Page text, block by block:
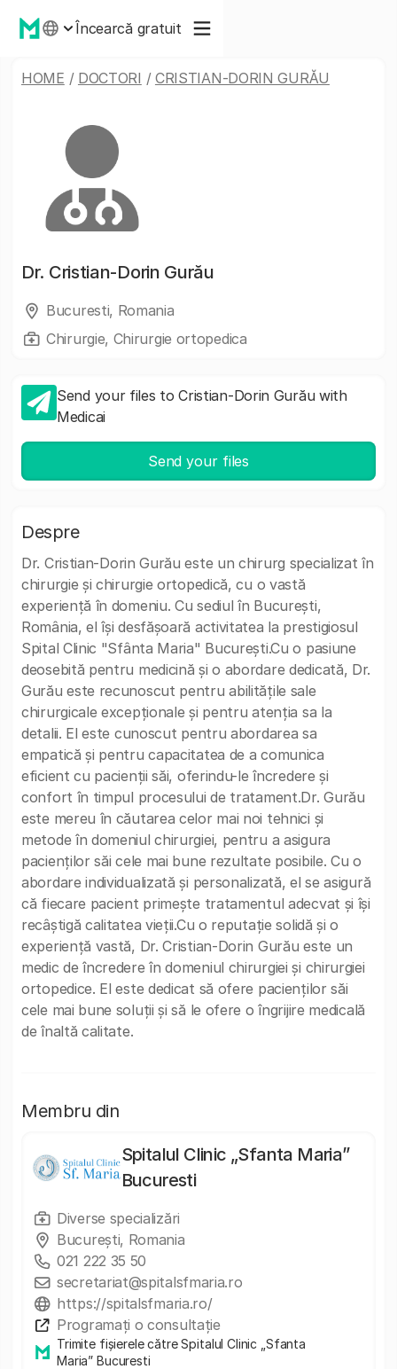
Încearcă gratuit
HOME / DOCTORI / CRISTIAN-DORIN GURĂU
Dr. Cristian-Dorin Gurău
Bucuresti, Romania
Chirurgie, Chirurgie ortopedica
Send your files to Cristian-Dorin Gurău with
Medicai
Send your files
Despre
Dr. Cristian-Dorin Gurău este un chirurg specializat în
chirurgie și chirurgie ortopedică, cu o vastă
experiență în domeniu. Cu sediul în București,
România, el își desfășoară activitatea la prestigiosul
Spital Clinic "Sfânta Maria" București.Cu o pasiune
deosebită pentru medicină și o abordare dedicată, Dr.
Gurău este recunoscut pentru abilitățile sale
chirurgicale excepționale și pentru atenția sa la
detalii. El este cunoscut pentru abordarea sa
empatică și pentru capacitatea de a comunica
eficient cu pacienții săi, oferindu-le încredere și
confort în timpul procesului de tratament.Dr. Gurău
este mereu în căutarea celor mai noi tehnici și
metode în domeniul chirurgiei, pentru a asigura
pacienților săi cele mai bune rezultate posibile. Cu o
abordare individualizată și personalizată, el se asigură
că fiecare pacient primește tratamentul adecvat și își
recâștigă calitatea vieții.Cu o reputație solidă și o
experiență vastă, Dr. Cristian-Dorin Gurău este un
medic de încredere în domeniul chirurgiei și chirurgiei
ortopedice. El este dedicat să ofere pacienților săi
cele mai bune soluții și să le ofere o îngrijire medicală
de înaltă calitate.
Membru din
Spitalul Clinic „Sfanta Maria”
Bucuresti
Diverse specializări
București, Romania
021 222 35 50
secretariat@spitalsfmaria.ro
https://spitalsfmaria.ro/
Programați o consultație
Trimite fișierele către Spitalul Clinic „Sfanta
Maria” Bucuresti